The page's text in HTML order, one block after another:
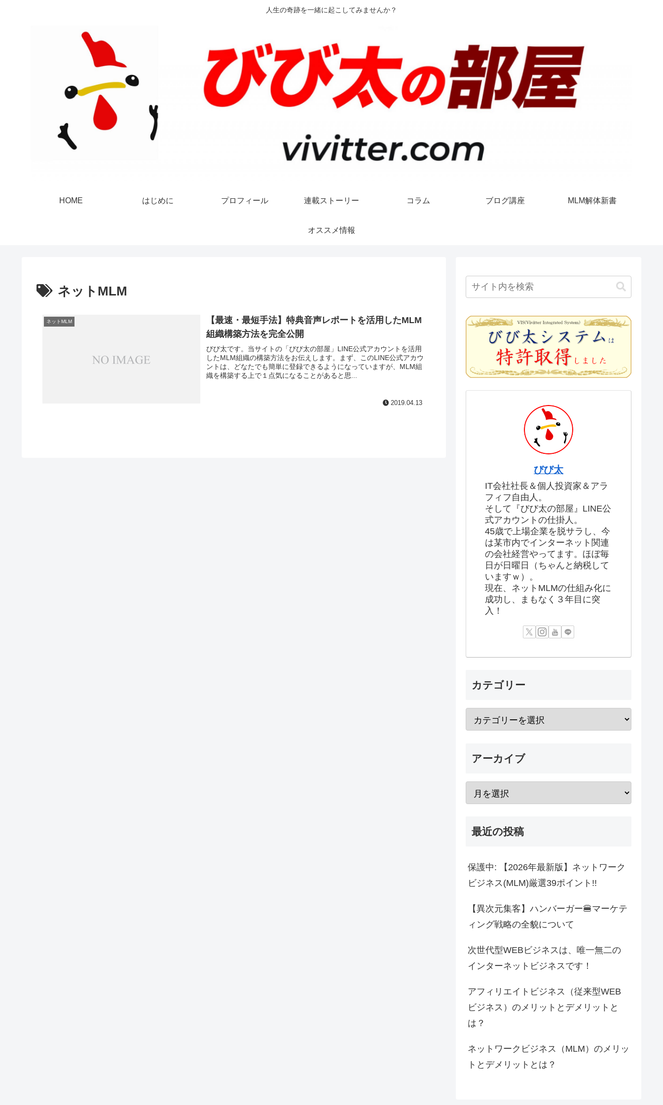
人生の奇跡を一緒に起こしてみませんか？
HOME はじめに プロフィール 連載ストーリー コラム ブログ講座 MLM解体新書
オススメ情報
ネットMLM
ネットMLM
【最速・最短手法】特典音声レポートを活用したMLM
組織構築方法を完全公開
びび太です。当サイトの「びび太の部屋」LINE公式アカウントを活用
したMLM組織の構築方法をお伝えします。まず、このLINE公式アカウ
ントは、どなたでも簡単に登録できるようになっていますが、MLM組
織を構築する上で１点気になることがあると思...
2019.04.13
びび太
IT会社社長＆個人投資家＆アラ
フィフ自由人。
そして『びび太の部屋』LINE公
式アカウントの仕掛人。
45歳で上場企業を脱サラし、今
は某市内でインターネット関連
の会社経営やってます。ほぼ毎
日が日曜日（ちゃんと納税して
いますｗ）。
現在、ネットMLMの仕組み化に
成功し、まもなく３年目に突
入！
カテゴリー
アーカイブ
最近の投稿
保護中: 【2026年最新版】ネットワーク
ビジネス(MLM)厳選39ポイント!!
【異次元集客】ハンバーガー🍔マーケテ
ィング戦略の全貌について
次世代型WEBビジネスは、唯一無二の
インターネットビジネスです！
アフィリエイトビジネス（従来型WEB
ビジネス）のメリットとデメリットと
は？
ネットワークビジネス（MLM）のメリッ
トとデメリットとは？